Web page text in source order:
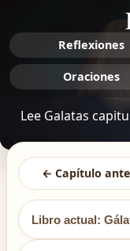
Reflexiones
Oraciones
Lee Galatas
← Capítulo
Libro actual: